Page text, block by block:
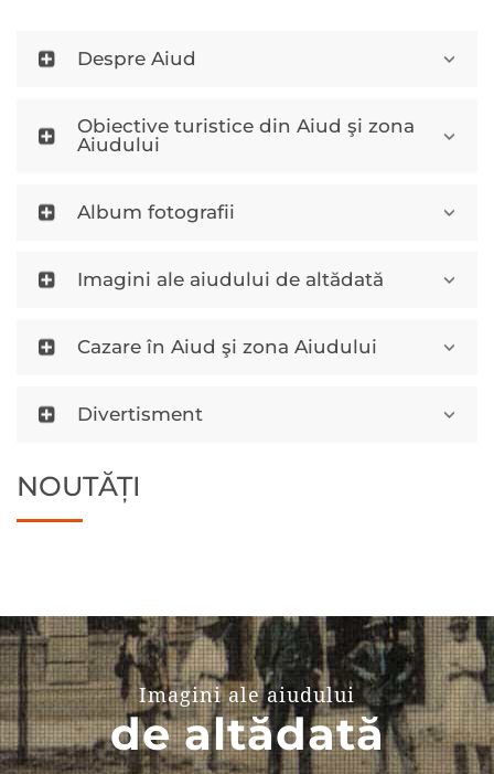
Despre Aiud
Obiective turistice din Aiud şi zona
Aiudului
Album fotografii
Imagini ale aiudului de altădată
Cazare în Aiud şi zona Aiudului
Divertisment
NOUTĂȚI
Imagini ale aiudului
de altădată